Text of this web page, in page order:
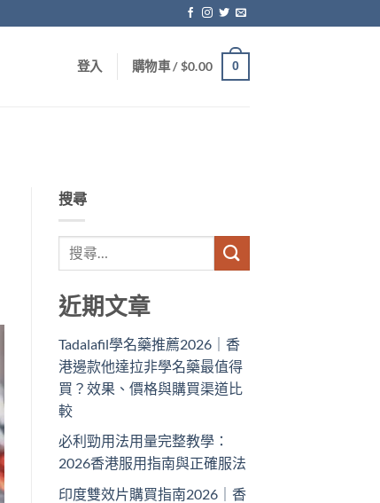
登入 購物車 /$0.00 0
搜尋
近期文章
Tadalafil學名藥推薦2026｜香
港邊款他達拉非學名藥最值得
買？效果、價格與購買渠道比
較
必利勁用法用量完整教學：
2026香港服用指南與正確服法
印度雙效片購買指南2026｜香